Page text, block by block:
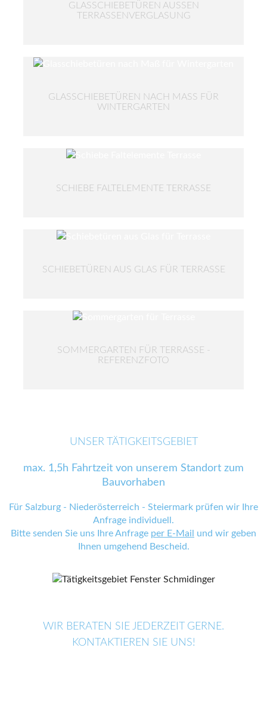
GLASSCHIEBETÜREN AUSSEN T
ERRASSENVERGLASUNG
GLASSCHIEBETÜREN NACH MASS FÜR W
INTERGARTEN
SCHIEBE FALTELEMENTE TERRASSE
SCHIEBETÜREN AUS GLAS FÜR TERRASSE
SOMMERGARTEN FÜR TERRASSE -
REFERENZFOTO
UNSER TÄTIGKEITSGEBIET
max. 1,5h Fahrtzeit von unserem Standort zum
Bauvorhaben
Für Salzburg - Niederösterreich - Steiermark prüfen wir Ihre
Anfrage individuell.
Bitte senden Sie uns Ihre Anfrage per E-Mail
und wir geben
Ihnen umgehend Bescheid.
WIR BERATEN SIE JEDERZEIT GERNE.
KONTAKTIEREN SIE UNS!